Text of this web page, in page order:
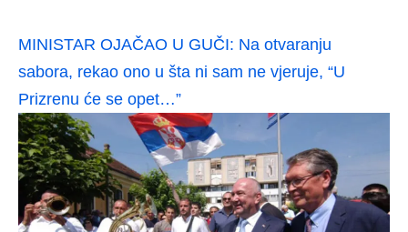
MINISTAR OJAČAO U GUČI: Na otvaranju
sabora, rekao ono u šta ni sam ne vjeruje, “U
Prizrenu će se opet…”